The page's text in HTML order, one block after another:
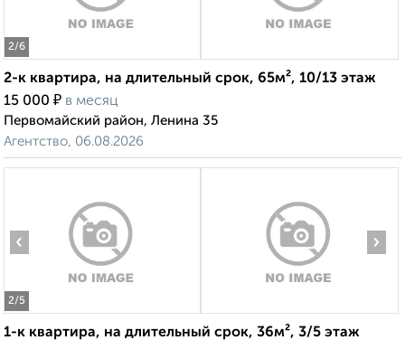
2/6
2-к квартира, на длительный срок, 65м², 10/13 этаж
15 000 ₽ в месяц
Первомайский район, Ленина 35
Агентство, 06.08.2026
2/5
‹ ›
1-к квартира, на длительный срок, 36м², 3/5 этаж